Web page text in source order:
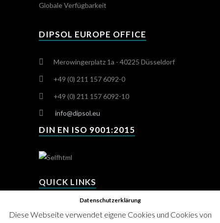
Globale Verfügbarkeit
DIPSOL EUROPE OFFICE
Merowingerplatz 1a - 40225 Düsseldorf
+49 (0) 211 157 6092-0
+49 (0) 211 157 6092-10
info@dipsol.eu
DIN EN ISO 9001:2015
QUICK LINKS
Datenschutzerklärung
Diese Webseite verwendet eigene Cookies und Cookies von